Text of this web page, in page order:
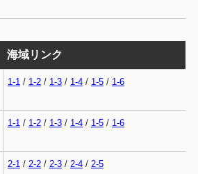
海域リンク
1-1/ 1-2/ 1-3/ 1-4/ 1-5/ 1-6
1-1/ 1-2/ 1-3/ 1-4/ 1-5/ 1-6
2-1/ 2-2/ 2-3/ 2-4/ 2-5